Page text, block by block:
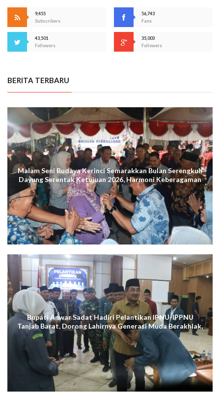
9,455
Subscribers
56,743
Fans
43,501
Followers
35,003
Followers
BERITA TERBARU
Malam Seni Budaya Kerinci Semarakkan Bulan Serengkuh
Dayung Serentak Ketujuan 2026, Harmoni Keberagaman
Terus Menggema di Kuala Tungkal
Bupati Anwar Sadat Hadiri Pelantikan IPNU-IPPNU
Tanjab Barat, Dorong Lahirnya Generasi Muda Berakhlak,
Cerdas Digital, dan Berdaya Saing